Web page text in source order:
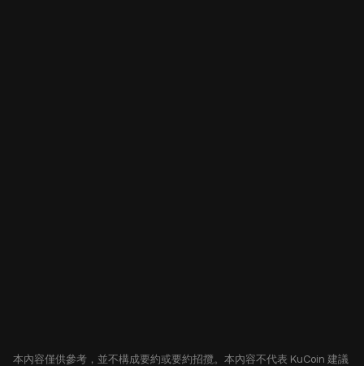
本內容僅供參考，並不構成要約或要約招攬。本內容不代表 KuCoin 建議